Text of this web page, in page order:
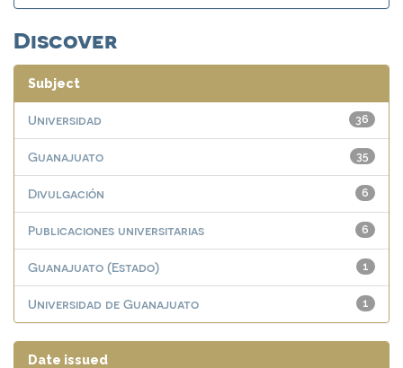
Discover
Subject
36
Universidad
35
Guanajuato
6
Divulgación
6
Publicaciones universitarias
1
Guanajuato (Estado)
1
Universidad de Guanajuato
Date issued